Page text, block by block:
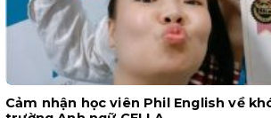
Cảm nhận học viên Phil English về